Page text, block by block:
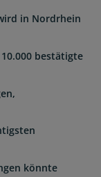
in Nordrhein
bestätigte
könnte